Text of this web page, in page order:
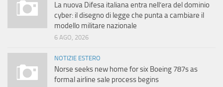
La nuova Difesa italiana entra nell’era del dominio
cyber: il disegno di legge che punta a cambiare il
modello militare nazionale
6 AGO, 2026
NOTIZIE ESTERO
Norse seeks new home for six Boeing 787s as
formal airline sale process begins